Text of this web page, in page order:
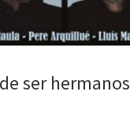
ser hermanos